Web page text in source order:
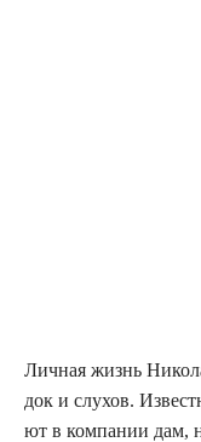
Лич­ная жизнь
док и слу­хов.
ют в ком­па­нии дам,